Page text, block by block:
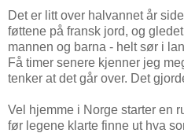
Det er litt over halvannet år
føttene på fransk jord, og
mannen og barna - helt sør i
Få timer senere kjenner jeg
tenker at det går over. Det
Vel hjemme i Norge starter en
før legene klarte finne ut hva